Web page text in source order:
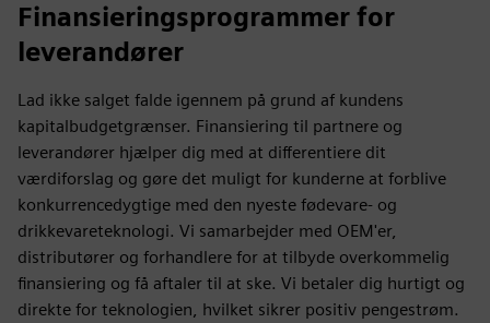
Finansieringsprogrammer for
leverandører
Lad ikke salget falde igennem på grund af kundens
kapitalbudgetgrænser. Finansiering til partnere og
leverandører hjælper dig med at differentiere dit
værdiforslag og gøre det muligt for kunderne at forblive
konkurrencedygtige med den nyeste fødevare- og
drikkevareteknologi. Vi samarbejder med OEM'er,
distributører og forhandlere for at tilbyde overkommelig
finansiering og få aftaler til at ske. Vi betaler dig hurtigt og
direkte for teknologien, hvilket sikrer positiv pengestrøm.